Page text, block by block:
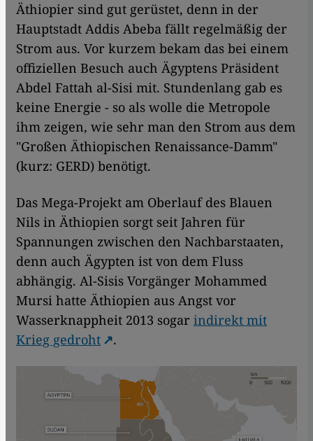
Äthiopier sind gut gerüstet, denn in der
Hauptstadt Addis Abeba fällt regelmäßig der
Strom aus. Vor kurzem bekam das bei einem
offiziellen Besuch auch Ägyptens Präsident
Abdel Fattah al-Sisi mit. Stundenlang gab es
keine Energie - so als wolle die Metropole
ihm zeigen, wie sehr man den Strom aus dem
"Großen Äthiopischen Renaissance-Damm"
(kurz: GERD) benötigt.
Das Mega-Projekt am Oberlauf des Blauen
Nils in Äthiopien sorgt seit Jahren für
Spannungen zwischen den Nachbarstaaten,
denn auch Ägypten ist von dem Fluss
abhängig. Al-Sisis Vorgänger Mohammed
Mursi hatte Äthiopien aus Angst vor
Wasserknappheit 2013 sogar indirekt mit
Krieg gedroht
.